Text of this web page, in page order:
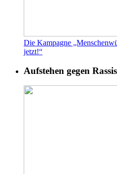
Die Kampagne
jetzt!“
Aufstehen gegen